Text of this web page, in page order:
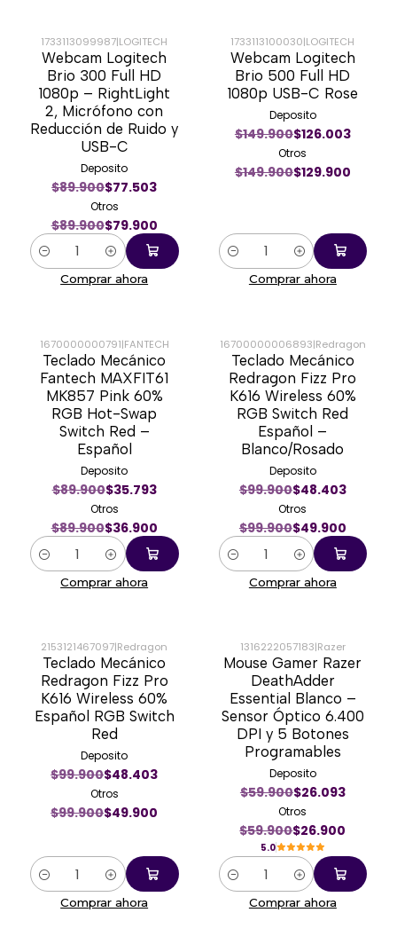
-11%
1733113099987|LOGITECH
Webcam Logitech
Brio 300 Full HD
1080p – RightLight
2, Micrófono con
Reducción de Ruido y
USB-C
Deposito
$89.900$77.503
Otros
$89.900$79.900
Cantidad
Comprar ahora
-13%
1733113100030|LOGITECH
Webcam Logitech
Brio 500 Full HD
1080p USB-C Rose
Deposito
$149.900$126.003
Otros
$149.900$129.900
Cantidad
Comprar ahora
-59%
1670000000791|FANTECH
Teclado Mecánico
Fantech MAXFIT61
MK857 Pink 60%
RGB Hot-Swap
Switch Red –
Español
Deposito
$89.900$35.793
Otros
$89.900$36.900
Cantidad
Comprar ahora
-50%
16700000006893|Redragon
Teclado Mecánico
Redragon Fizz Pro
K616 Wireless 60%
RGB Switch Red
Español –
Blanco/Rosado
Deposito
$99.900$48.403
Otros
$99.900$49.900
Cantidad
Comprar ahora
-50%
2153121467097|Redragon
Teclado Mecánico
Redragon Fizz Pro
K616 Wireless 60%
Español RGB Switch
Red
Deposito
$99.900$48.403
Otros
$99.900$49.900
Cantidad
Comprar ahora
-55%
1316222057183|Razer
Mouse Gamer Razer
DeathAdder
Essential Blanco –
Sensor Óptico 6.400
DPI y 5 Botones
Programables
Deposito
$59.900$26.093
Otros
$59.900$26.900
5.0
Cantidad
Comprar ahora